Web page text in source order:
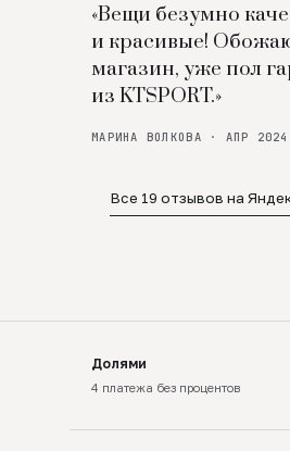
«Вещи безумно
и красивые!
магазин, уже пол
из KTSPORT.»
МАРИНА ВОЛКОВА · АПР 2024
Все 19 отзывов на
Долями
4 платежа без процентов